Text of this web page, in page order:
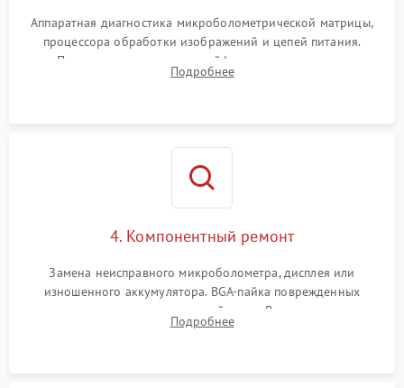
Аппаратная диагностика микроболометрической матрицы,
процессора обработки изображений и цепей питания.
Проверка целостности шлейфов, модуля памяти и
интерфейсов связи. Выявление сгоревших SMD-компонентов
Подробнее
4. Компонентный ремонт
Замена неисправного микроболометра, дисплея или
изношенного аккумулятора. BGA-пайка поврежденных
контроллеров на материнской плате. Восстановление
разъемов и кнопок, замена поврежденных элементов
Подробнее